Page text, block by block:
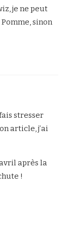
je ne peut
sinon
stresser
article, j’ai
après la
!